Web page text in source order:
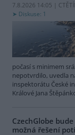
7.8.2026 14:05 |
Diskuse: 1
počasí s minimem
nepotvrdilo, uvedla
inspektorátu České
Králové Jana
CzechGlobe
možná řešení